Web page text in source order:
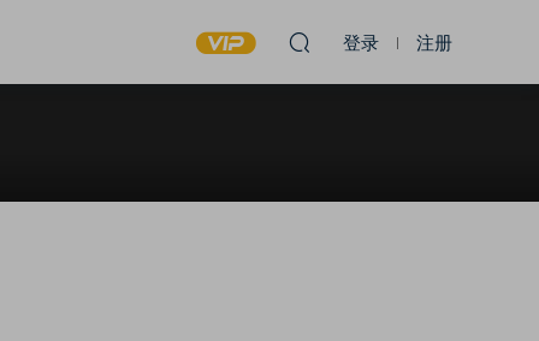
登录 注册